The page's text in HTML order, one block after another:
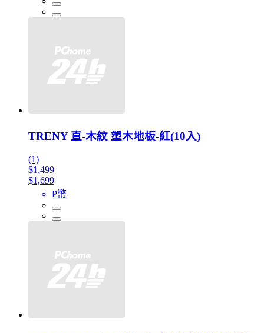
TRENY 直-木紋 塑木地板-紅(10入)
(1)
$1,499
$1,699
P幣